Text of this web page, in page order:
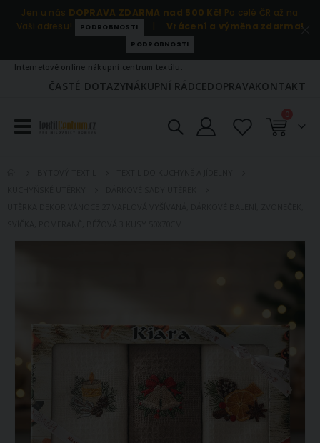
Jen u nás DOPRAVA ZDARMA nad 500 Kč! Po celé ČR až na
Vaši adresu!
PODROBNOSTI | Vrácení a výměna zdarma!
PODROBNOSTI
Internetové online nákupní centrum textilu.
ČASTÉ DOTAZYNÁKUPNÍ RÁDCEDOPRAVAKONTAKT
Košík
0položky